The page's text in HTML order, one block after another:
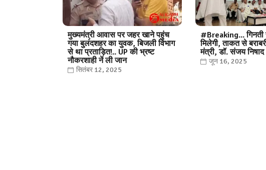
मुख्यमंत्री आवास पर जहर खाने पहुंच
गया बुलंदशहर का युवक, बिजली विभाग
से था प्रताड़ित!.. UP की भ्रष्ट
नौकरशाही नें ली जान
सितंबर 12, 2025
#Breaking...
मिलेगी, ताकत से
मंत्री, डॉ. संजय निषाद
जून 16, 2025